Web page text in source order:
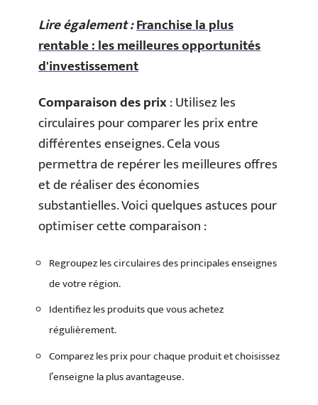
Lire également :Franchise la plus
rentable : les meilleures opportunités
d'investissement
Comparaison des prix: Utilisez les
circulaires pour comparer les prix entre
différentes enseignes. Cela vous
permettra de repérer les meilleures offres
et de réaliser des économies
substantielles. Voici quelques astuces pour
optimiser cette comparaison :
Regroupez les circulaires des principales enseignes
de votre région.
Identifiez les produits que vous achetez
régulièrement.
Comparez les prix pour chaque produit et choisissez
l’enseigne la plus avantageuse.